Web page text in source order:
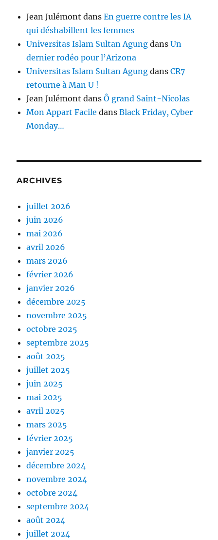
Jean Julémont dansEn guerre contre les IA
qui déshabillent les femmes
Universitas Islam Sultan Agung dansUn
dernier rodéo pour l’Arizona
Universitas Islam Sultan Agung dansCR7
retourne à Man U !
Jean Julémont dansÔ grand Saint-Nicolas
Mon Appart Facile dansBlack Friday, Cyber
Monday…
ARCHIVES
juillet 2026
juin 2026
mai 2026
avril 2026
mars 2026
février 2026
janvier 2026
décembre 2025
novembre 2025
octobre 2025
septembre 2025
août 2025
juillet 2025
juin 2025
mai 2025
avril 2025
mars 2025
février 2025
janvier 2025
décembre 2024
novembre 2024
octobre 2024
septembre 2024
août 2024
juillet 2024